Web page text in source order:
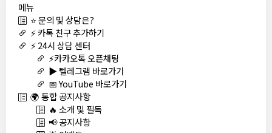
메뉴
⭐ 문의 및 상담은?
⚡ 카톡 친구 추가하기
⚡ 24시 상담 센터
⚡카카오톡 오픈채팅
▶️ 텔레그램 바로가기
📅 YouTube 바로가기
🌍 통합 공지사항
🔥 소개 및 필독
📢 공지사항